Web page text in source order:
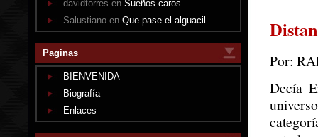
davidtorres en Sueños caros
Salustiano en Que pase el alguacil
Paginas
BIENVENIDA
Biografía
Enlaces
Por:
Decía